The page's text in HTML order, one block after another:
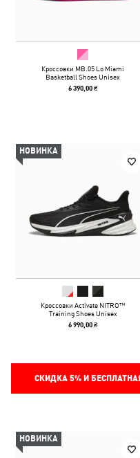
Кроссовки MB.05 Lo Miami
Basketball Shoes Unisex
6 390,00 ₴
НОВИНКА
Кроссовки Activate NITRO™
Training Shoes Unisex
6 990,00 ₴
СКИДКА 5%И
НОВИНКА